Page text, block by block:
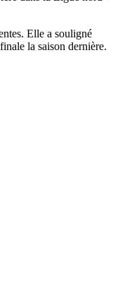
Elle a souligné
la saison dernière.